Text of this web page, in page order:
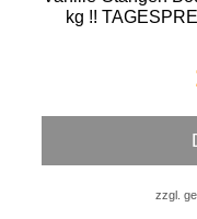
kg !!
zzgl.